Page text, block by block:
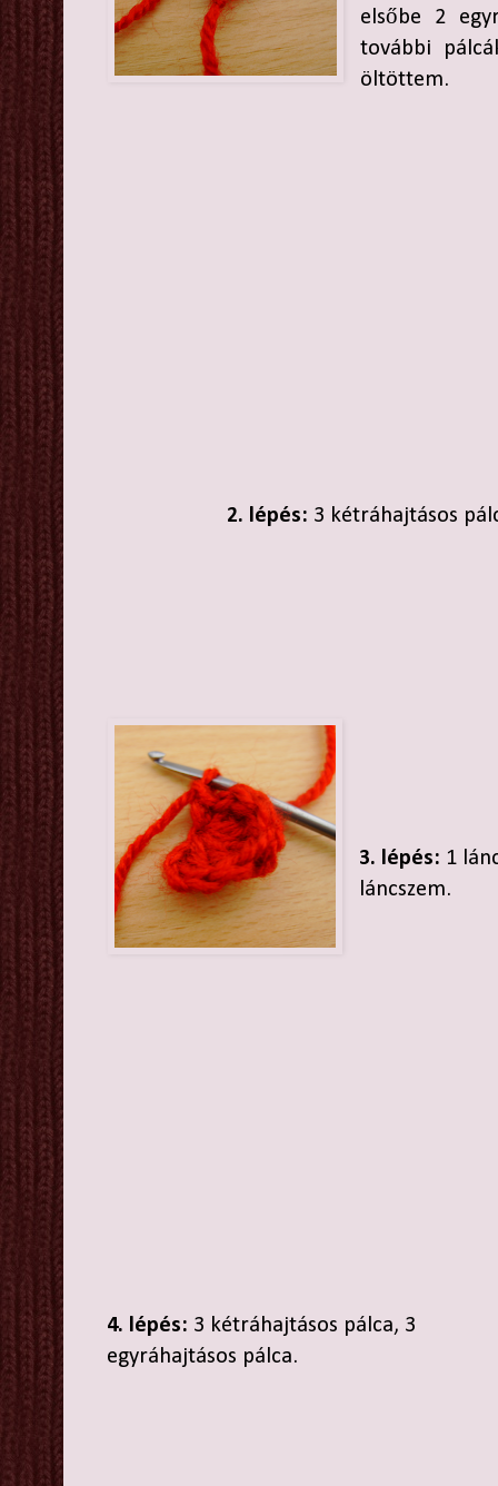
elsőbe 2
további
öltöttem.
2. lépés: 3 kétráhajtásos
3. lépés: 1
láncszem.
4. lépés: 3 kétráhajtásos pálca, 3
egyráhajtásos pálca.